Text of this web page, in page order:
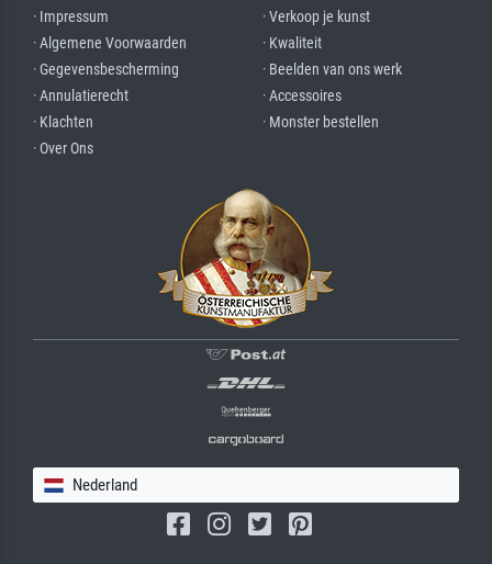
· Impressum
· Algemene Voorwaarden
· Gegevensbescherming
· Annulatierecht
· Klachten
· Over Ons
· Verkoop je kunst
· Kwaliteit
· Beelden van ons werk
· Accessoires
· Monster bestellen
Nederland